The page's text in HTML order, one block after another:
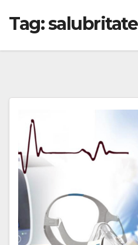
Tag:salubritate